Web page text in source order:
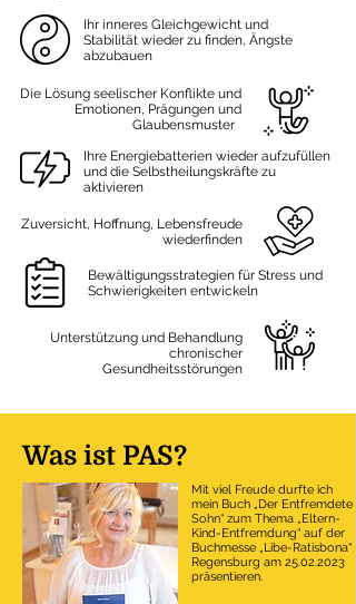
Ihr inneres Gleichgewicht und
Stabilität wieder zu finden, Ängste
abzubauen
Die Lösung seelischer Konflikte und
Emotionen, Prägungen und
Glaubensmuster
Ihre Energiebatterien wieder aufzufüllen
und die Selbstheilungskräfte zu
aktivieren
Zuversicht, Hoffnung, Lebensfreude
wiederfinden
Bewältigungsstrategien für Stress und
Schwierigkeiten entwickeln
Unterstützung und Behandlung
chronischer
Gesundheitsstörungen
Was ist PAS?
Mit viel Freude durfte ich
mein Buch „Der Entfremdete
Sohn“ zum Thema „Eltern-
Kind-Entfremdung“ auf der
Buchmesse „Libe-Ratisbona“
Regensburg am 25.02.2023
präsentieren.